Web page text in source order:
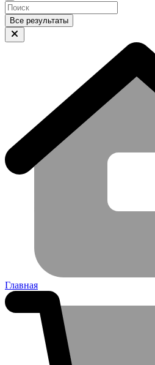
Все результаты
Главная